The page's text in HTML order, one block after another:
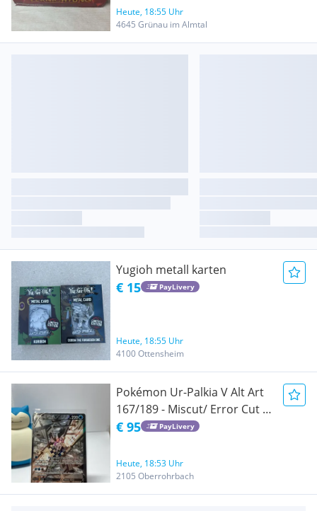
Gathering MTG
Heute, 18:55 Uhr
4645 Grünau im Almtal
Yugioh metall karten
€ 15 PayLivery
Heute, 18:55 Uhr
4100 Ottensheim
Pokémon Ur-Palkia V Alt Art
167/189 - Miscut/ Error Cut -
NM - Selten!
€ 95 PayLivery
Heute, 18:53 Uhr
2105 Oberrohrbach